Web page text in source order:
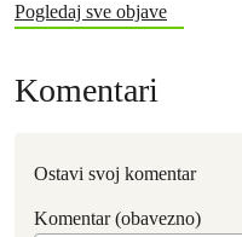
Pogledaj sve objave
Komentari
Ostavi svoj komentar
Komentar (obavezno)